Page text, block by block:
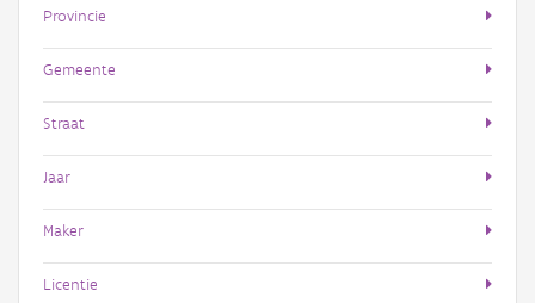
Provincie
Gemeente
Straat
Jaar
Maker
Licentie